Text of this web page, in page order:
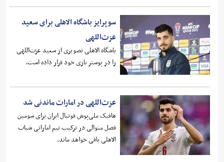
سوپرایز باشگاه الاهلی برای سعید
عزت‌اللهی
باشگاه الاهلی تصویری از سعید عزت‌اللهی
را در پوستر بازی خود قرار داده است.
عزت‌اللهی در امارات ماندنی شد
هافبک ملی‌پوش فوتبال ایران برای سومین
فصل متوالی در ترکیب تیم اماراتی شباب‌
الاهلی باقی خواهد ماند.